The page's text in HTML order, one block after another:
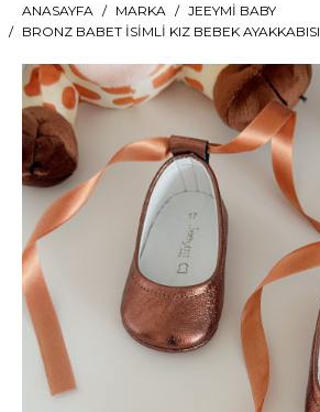
ANASAYFA MARKA
JEEYMI BABY
BRONZ BABET İSIMLI KIZ BEBEK AYAKKABISI